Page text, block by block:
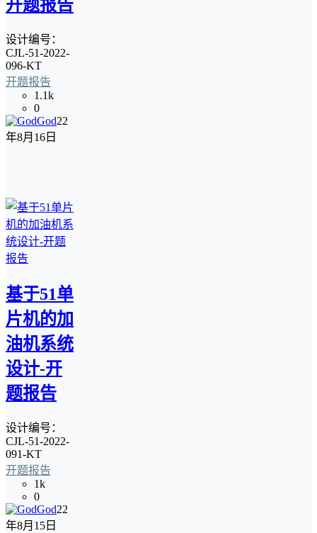
开题报告
设计编号：
CJL-51-2022-
096-KT
开题报告
1.1k
0
God22
年8月16日
基于51单
片机的加
油机系统
设计-开
题报告
设计编号：
CJL-51-2022-
091-KT
开题报告
1k
0
God22
年8月15日